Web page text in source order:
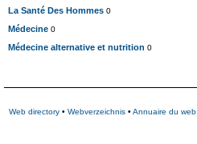
La Santé Des Hommes 0
Médecine 0
Médecine alternative et nutrition 0
Web directory • Webverzeichnis • Annuaire du web